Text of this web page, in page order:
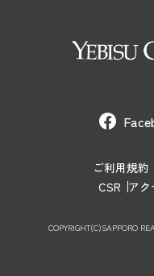
ご利用規約
CSR アク
COPYRIGHT(C)SAPPORO